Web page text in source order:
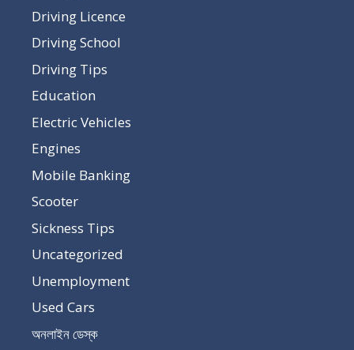
Driving Licence
Driving School
Driving Tips
Education
Electric Vehicles
Engines
Mobile Banking
Scooter
Sickness Tips
Uncategorized
Unemployment
Used Cars
অনলাইন ডেস্ক